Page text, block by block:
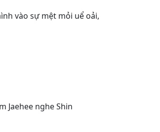
vào sự mệt mỏi uể oải,
Jaehee nghe Shin